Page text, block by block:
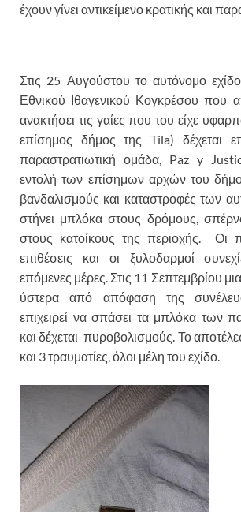
έχουν γίνει αντικείμενο κρατικής και
Στις 25 Αυγούστου το αυτόνομο
Εθνικού Ιθαγενικού Κογκρέσου που
ανακτήσει τις γαίες που του είχε
επίσημος δήμος της Tila) δέχεται
παραστρατιωτική ομάδα, Paz y
εντολή των επίσημων αρχών του
βανδαλισμούς και καταστροφές των
στήνει μπλόκα στους δρόμους,
στους κατοίκους της περιοχής. Οι
επιθέσεις και οι ξυλοδαρμοί
επόμενες μέρες. Στις 11 Σεπτεμβρίου
ύστερα από απόφαση της
επιχειρεί να σπάσει τα μπλόκα των
και δέχεται πυροβολισμούς. Το
και 3 τραυματίες, όλοι μέλη του εχίδο.